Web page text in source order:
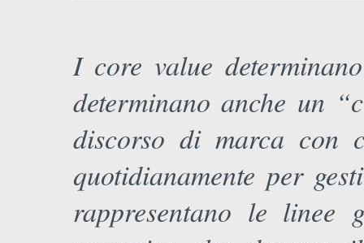
I core value
determinano anche un
discorso di marca con
quotidianamente per
rappresentano le linee